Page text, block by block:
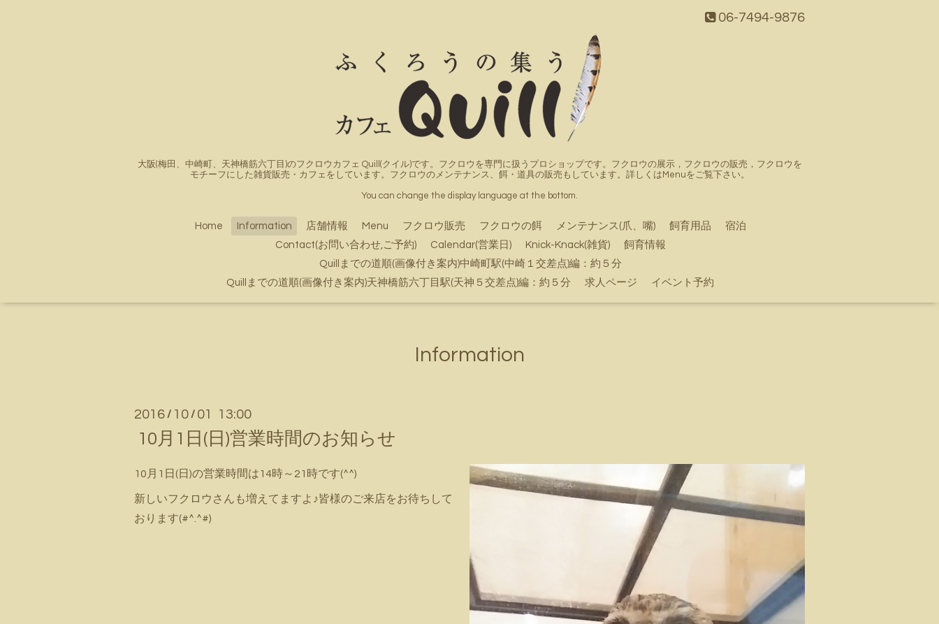
06-7494-9876
大阪(梅田、中崎町、天神橋筋六丁目)のフクロウカフェ Quill(クイル)です。フクロウを専門に扱うプロショップです。フクロウの展示，フクロウの販売，フクロウを
モチーフにした雑貨販売・カフェをしています。フクロウのメンテナンス、餌・道具の販売もしています。詳しくはMenuをご覧下さい。
You can change the display language at the bottom.
Home Information 店舗情報 Menu フクロウ販売 フクロウの餌 メンテナンス(爪、嘴) 飼育用品
宿泊
Contact(お問い合わせ,ご予約)
Calendar(営業日) Knick-Knack(雑貨)
飼育情報
Quillまでの道順(画像付き案内)中崎町駅(中崎１交差点)編：約５分
Quillまでの道順(画像付き案内)天神橋筋六丁目駅(天神５交差点)編：約５分
求人ページ イベント予約
Information
2016 / 10 / 01 13:00
10月1日(日)営業時間のお知らせ
10月1日(日)の営業時間は14時～21時です(^^)
新しいフクロウさんも増えてますよ♪皆様のご来店をお待ちして
おります(#^.^#)